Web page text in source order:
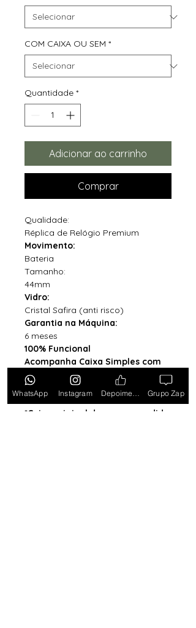
COM CAIXA OU SEM *
Quantidade *
Adicionar ao carrinho
Comprar
Qualidade:
Réplica de Relógio Premium
Movimento:
Bateria
Tamanho:
44mm
Vidro:
Cristal Safira (anti risco)
Garantia na Máquina:
6 meses
100% Funcional
Acompanha Caixa Simples com
Almofada (exceto para os
estados PB, SE, RR, MT, PE e AL)
*Caixa original da marca vendida
WhatsApp Instagram Grupo Zap